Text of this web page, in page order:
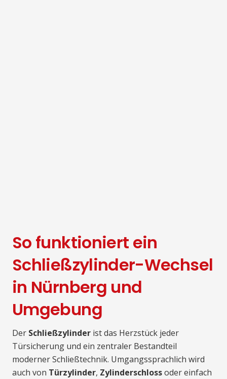
So funktioniert ein
Schließzylinder-Wechsel
in Nürnberg und
Umgebung
Der Schließzylinder ist das Herzstück jeder
Türsicherung und ein zentraler Bestandteil
moderner Schließtechnik. Umgangssprachlich wird
auch von Türzylinder, Zylinderschlossoder einfach